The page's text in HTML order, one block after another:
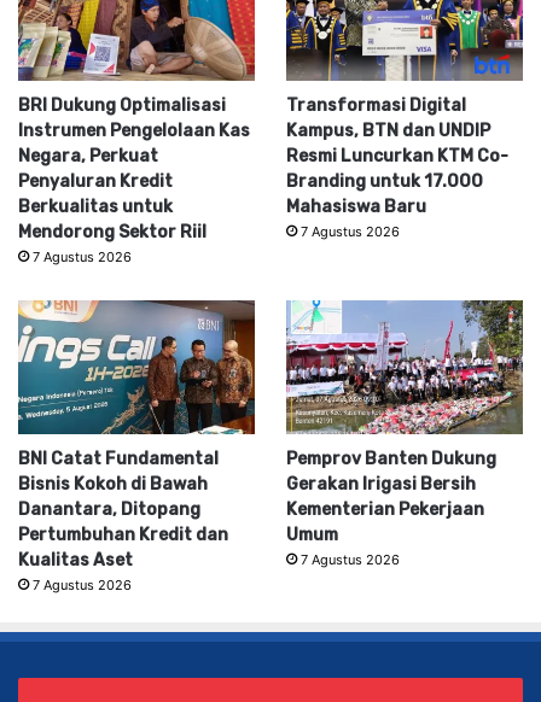
BRI Dukung Optimalisasi
Instrumen Pengelolaan Kas
Negara, Perkuat
Penyaluran Kredit
Berkualitas untuk
Mendorong Sektor Riil
7 Agustus 2026
Transformasi Digital
Kampus, BTN dan UNDIP
Resmi Luncurkan KTM Co-
Branding untuk 17.000
Mahasiswa Baru
7 Agustus 2026
BNI Catat Fundamental
Bisnis Kokoh di Bawah
Danantara, Ditopang
Pertumbuhan Kredit dan
Kualitas Aset
7 Agustus 2026
Pemprov Banten Dukung
Gerakan Irigasi Bersih
Kementerian Pekerjaan
Umum
7 Agustus 2026